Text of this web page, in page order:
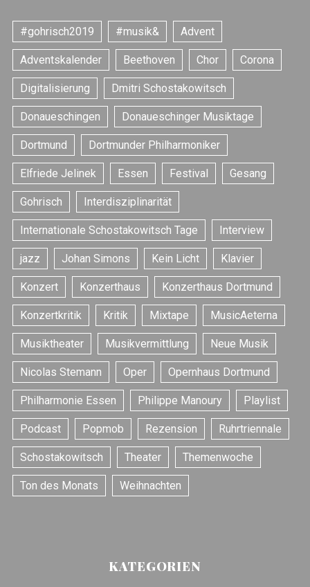
#gohrisch2019 #musik& Advent
Adventskalender Beethoven Chor Corona
Digitalisierung Dmitri Schostakowitsch
Donaueschingen Donaueschinger Musiktage
Dortmund Dortmunder Philharmoniker
Elfriede Jelinek Essen Festival Gesang
Gohrisch Interdisziplinarität
Internationale Schostakowitsch Tage Interview
jazz Johan Simons Kein Licht Klavier
Konzert Konzerthaus Konzerthaus Dortmund
Konzertkritik Kritik Mixtape MusicAeterna
Musiktheater Musikvermittlung Neue Musik
Nicolas Stemann Oper Opernhaus Dortmund
Philharmonie Essen Philippe Manoury Playlist
Podcast Popmob Rezension Ruhrtriennale
Schostakowitsch Theater Themenwoche
Ton des Monats Weihnachten
KATEGORIEN
S
e
a
c
h
f
o
r
: